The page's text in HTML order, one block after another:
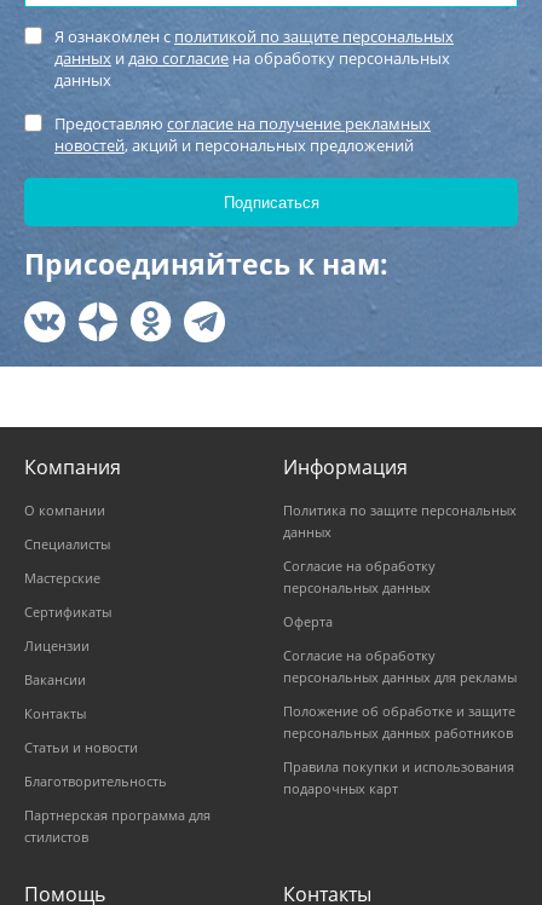
Я ознакомлен с политикой по защите персональных
данных идаю согласие на обработку персональных
данных
Предоставляю согласие на получение рекламных
новостей, акций и персональных предложений
Присоединяйтесь к нам:
Компания
О компании
Специалисты
Мастерские
Сертификаты
Лицензии
Вакансии
Контакты
Статьи и новости
Благотворительность
Партнерская программа для
стилистов
Информация
Политика по защите персональных
данных
Согласие на обработку
персональных данных
Оферта
Согласие на обработку
персональных данных для рекламы
Положение об обработке и защите
персональных данных работников
Правила покупки и использования
подарочных карт
Помощь Контакты